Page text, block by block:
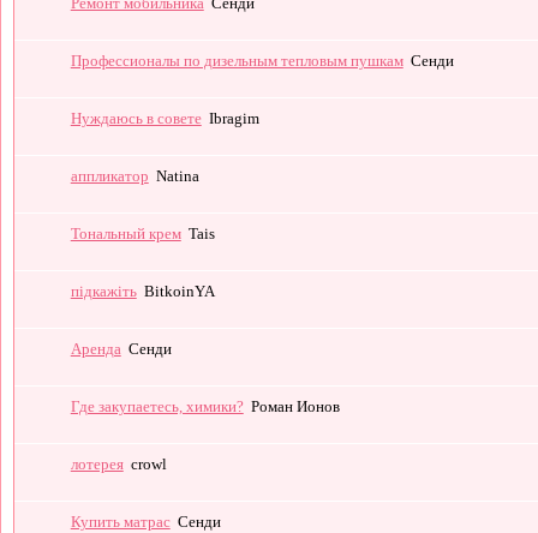
Профессионалы по дизельным тепловым пушкам Сенди
Нуждаюсь в совете Ibragim
аппликатор Natina
Тональный крем Tais
підкажіть BitkoinYA
Аренда Сенди
Где закупаетесь, химики? Роман Ионов
лотерея crowl
Купить матрас Сенди